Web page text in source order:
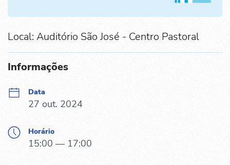
Local: Auditório São José - Centro Pastoral
Informações
Data
27 out. 2024
Horário
15:00 — 17:00